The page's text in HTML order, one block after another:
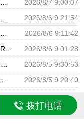
2026/8/7 9:00:07
2026/8/6 9:21:54
2026/8/6 9:11:42
2026/8/6 9:01:28
2026/8/5 9:30:53
2026/8/5 9:20:40
拨打电话
及侵权，请联系0318-6666807进